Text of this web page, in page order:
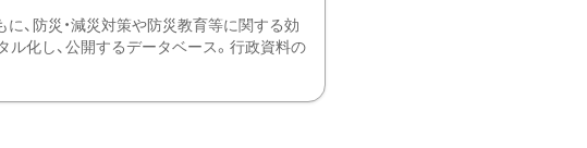
、防災・減災対策や防災教育等に関する効
化し、公開するデータベース。行政資料の